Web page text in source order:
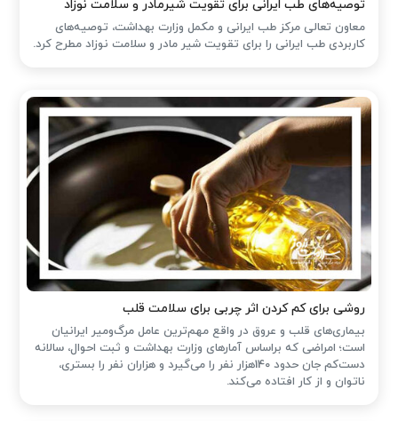
توصیه‌های طب ایرانی برای تقویت شیرمادر و سلامت نوزاد
معاون تعالی مرکز طب ایرانی و مکمل وزارت بهداشت، توصیه‌های
کاربردی طب ایرانی را برای تقویت شیر مادر و سلامت نوزاد مطرح کرد.
روشی برای کم کردن اثر چربی برای سلامت قلب
بیماری‌های قلب و عروق در واقع مهم‌ترین عامل مرگ‌ومیر ایرانیان
است؛ امراضی که براساس آمارهای وزارت بهداشت و ثبت احوال، سالانه
دست‌کم جان حدود 140هزار نفر را می‌گیرد و هزاران نفر را بستری،
ناتوان و از کار افتاده می‌کند.